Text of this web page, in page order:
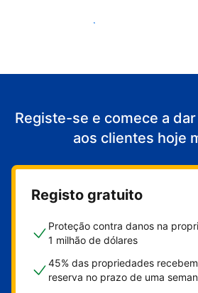
Comece a receber clientes
Registe-se e comece a
aos clientes hoje
Registo gratuito
Proteção contra danos na
1 milhão de dólares
45% das propriedades
reserva no prazo de uma